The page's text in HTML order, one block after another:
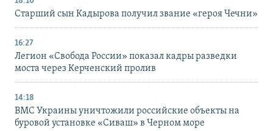
Старший сын Кадырова получил звание «героя Чечни»
16:27
Легион «Свобода России» показал кадры разведки
моста через Керченский пролив
14:18
ВМС Украины уничтожили российские объекты на
буровой установке «Сиваш» в Черном море